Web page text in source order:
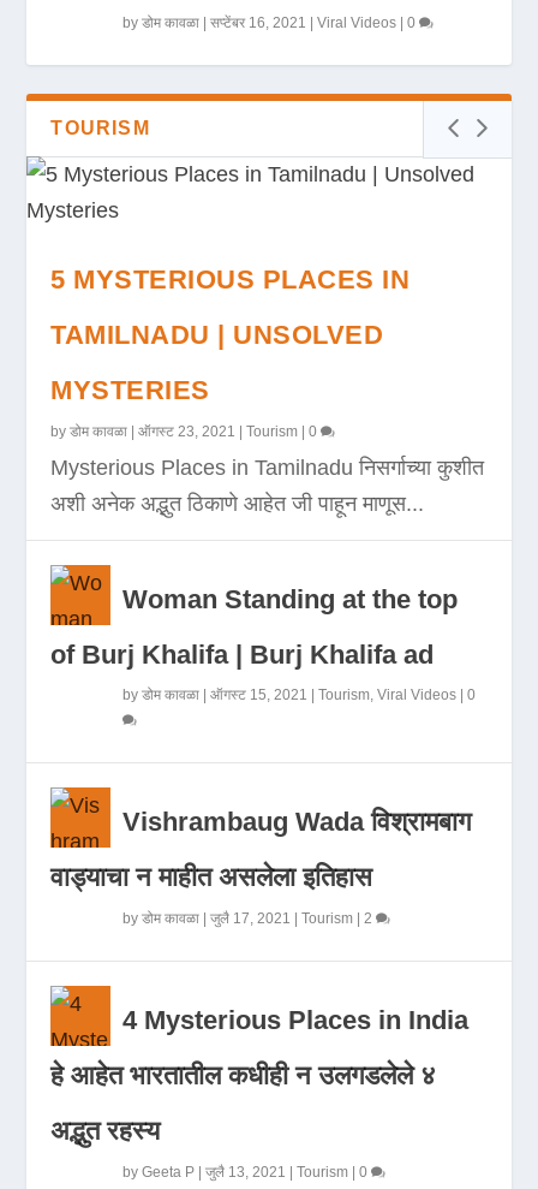
byडोम कावळा |सप्टेंबर 16, 2021 |Viral Videos |0
TOURISM
5 MYSTERIOUS PLACES IN
TAMILNADU | UNSOLVED
MYSTERIES
byडोम कावळा |ऑगस्ट 23, 2021 |Tourism |0
Mysterious Places in Tamilnadu निसर्गाच्या कुशीत
अशी अनेक अद्भुत ठिकाणे आहेत जी पाहून माणूस...
Woman Standing at the top
of Burj Khalifa | Burj Khalifa ad
byडोम कावळा |ऑगस्ट 15, 2021 |Tourism ,Viral Videos |0
Vishrambaug Wada विश्रामबाग
वाड्याचा न माहीत असलेला इतिहास
byडोम कावळा |जुलै 17, 2021 |Tourism | 2
4 Mysterious Places in India
हे आहेत भारतातील कधीही न उलगडलेले ४
अद्भुत रहस्य
byGeeta P |जुलै 13, 2021 |Tourism |0